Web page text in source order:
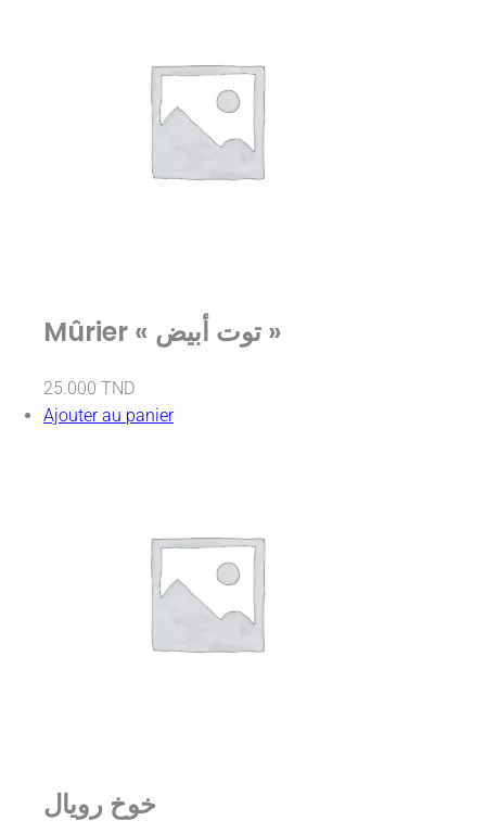
Mûrier « توت أبيض »
25.000 TND
Ajouter au panier
خوخ رويال